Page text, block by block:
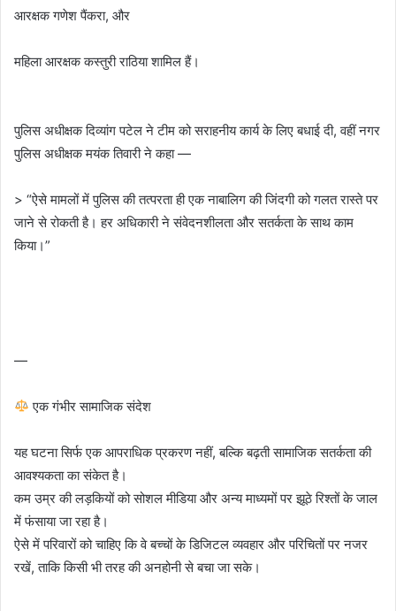
आरक्षक गणेश पैंकरा, और
महिला आरक्षक कस्तुरी राठिया शामिल हैं।
पुलिस अधीक्षक दिव्यांग पटेल ने टीम को सराहनीय कार्य के लिए बधाई दी, वहीं नगर
पुलिस अधीक्षक मयंक तिवारी ने कहा —
> “ऐसे मामलों में पुलिस की तत्परता ही एक नाबालिग की जिंदगी को गलत रास्ते पर
जाने से रोकती है। हर अधिकारी ने संवेदनशीलता और सतर्कता के साथ काम
किया।”
—
एक गंभीर सामाजिक संदेश
यह घटना सिर्फ एक आपराधिक प्रकरण नहीं, बल्कि बढ़ती सामाजिक सतर्कता की
आवश्यकता का संकेत है।
कम उम्र की लड़कियों को सोशल मीडिया और अन्य माध्यमों पर झूठे रिश्तों के जाल
में फंसाया जा रहा है।
ऐसे में परिवारों को चाहिए कि वे बच्चों के डिजिटल व्यवहार और परिचितों पर नजर
रखें, ताकि किसी भी तरह की अनहोनी से बचा जा सके।